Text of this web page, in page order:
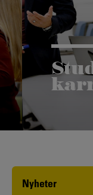
studie-
Nyheter